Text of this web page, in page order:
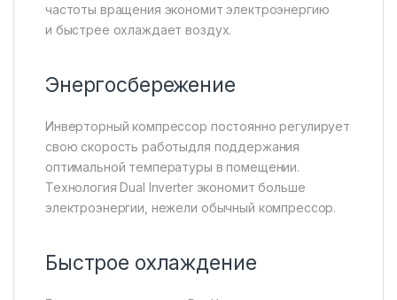
частоты вращения экономит электроэнергию
и быстрее охлаждает воздух.
Энергосбережение
Инверторный компрессор постоянно регулирует
свою скорость работыдля поддержания
оптимальной температуры в помещении.
Технология Dual Inverter экономит больше
электроэнергии, нежели обычный компрессор.
Быстрое охлаждение